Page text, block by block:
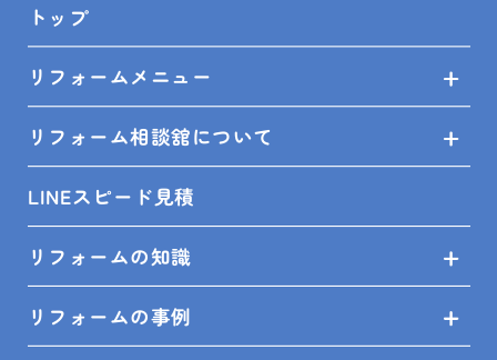
トップ
リフォームメニュー
リフォーム相談舘について
LINEスピード見積
リフォームの知識
リフォームの事例
SHOP INFO
木更津店 〒292-0055
館山店 〒294-0054
鴨川店 〒296-0001 鴨川市横渚283-1